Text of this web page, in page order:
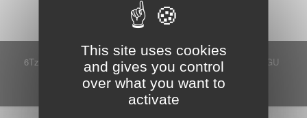
This site uses cookies
and gives you control
over what you want to
activate
6Tzen ©2015 - Tous droits réservés Mentions légales
CGU
Plan du site
FAQ
Contact
Ce service est proposé par6Tzen